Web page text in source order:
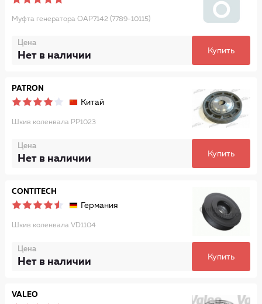
Муфта генератора OAP7142 (7789-10115)
Цена
Нет в наличии Купить
PATRON
Китай
Шкив коленвала PP1023
Цена
Нет в наличии Купить
CONTITECH
Германия
Шкив коленвала VD1104
Цена
Нет в наличии Купить
VALEO